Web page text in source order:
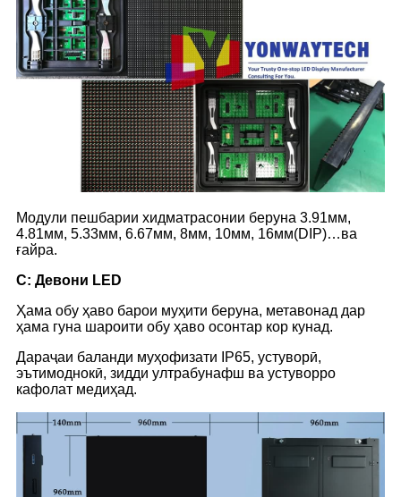
Модули пешбарии хидматрасонии беруна 3.91мм,
4.81мм, 5.33мм, 6.67мм, 8мм, 10мм, 16мм(DIP)…ва
ғайра.
C: Девони LED
Ҳама обу ҳаво барои муҳити беруна, метавонад дар
ҳама гуна шароити обу ҳаво осонтар кор кунад.
Дараҷаи баланди муҳофизати IP65, устуворӣ,
эътимоднокӣ, зидди ултрабунафш ва устуворро
кафолат медиҳад.